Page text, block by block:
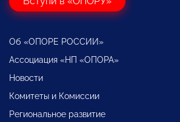
Об «ОПОРЕ РОССИИ»
Ассоциация «НП «ОПОРА»
Новости
Комитеты и Комиссии
Региональное развитие